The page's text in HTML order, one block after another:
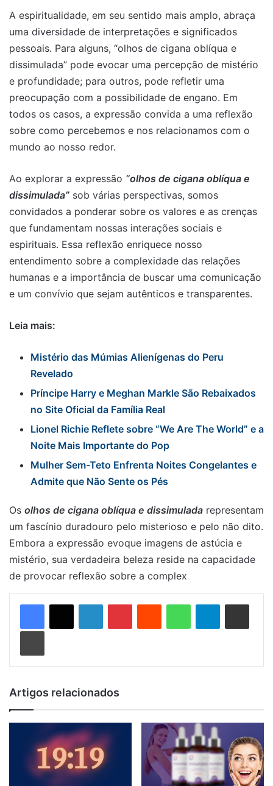
A espiritualidade, em seu sentido mais amplo, abraça
uma diversidade de interpretações e significados
pessoais. Para alguns, “olhos de cigana oblíqua e
dissimulada” pode evocar uma percepção de mistério
e profundidade; para outros, pode refletir uma
preocupação com a possibilidade de engano. Em
todos os casos, a expressão convida a uma reflexão
sobre como percebemos e nos relacionamos com o
mundo ao nosso redor.
Ao explorar a expressão “olhos de cigana oblíqua e
dissimulada” sob várias perspectivas, somos
convidados a ponderar sobre os valores e as crenças
que fundamentam nossas interações sociais e
espirituais. Essa reflexão enriquece nosso
entendimento sobre a complexidade das relações
humanas e a importância de buscar uma comunicação
e um convívio que sejam autênticos e transparentes.
Leia mais:
Mistério das Múmias Alienígenas do Peru
Revelado
Príncipe Harry e Meghan Markle São Rebaixados
no Site Oficial da Família Real
Lionel Richie Reflete sobre “We Are The World” e a
Noite Mais Importante do Pop
Mulher Sem-Teto Enfrenta Noites Congelantes e
Admite que Não Sente os Pés
Os olhos de cigana oblíqua e dissimulada representam
um fascínio duradouro pelo misterioso e pelo não dito.
Embora a expressão evoque imagens de astúcia e
mistério, sua verdadeira beleza reside na capacidade
de provocar reflexão sobre a complex
LinkedinPinterestReddit WhatsAppTelegramCompartilhar via e-mail
Imprimir
Artigos relacionados